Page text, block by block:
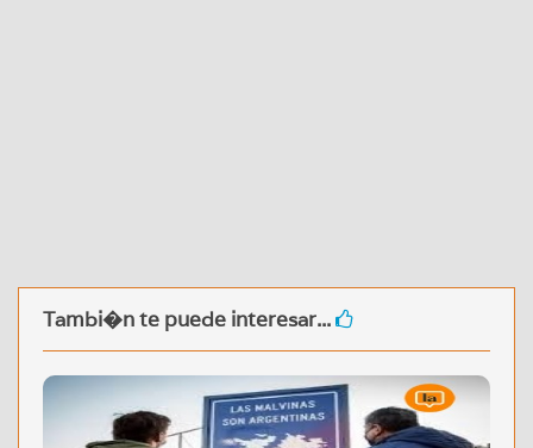
Tambi�n te puede interesar...